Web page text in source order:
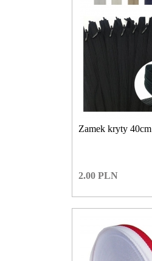
Zamek kryty 40cm
2.00 PLN